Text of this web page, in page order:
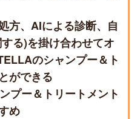
方、AIによる診断、自
る)を掛け合わせてオ
のシャンプー＆ト
ができる
プー＆トリートメント
め